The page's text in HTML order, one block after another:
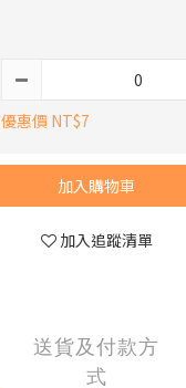
優惠價 NT$7
加入購物車
加入追蹤清單
送貨及付款方
式